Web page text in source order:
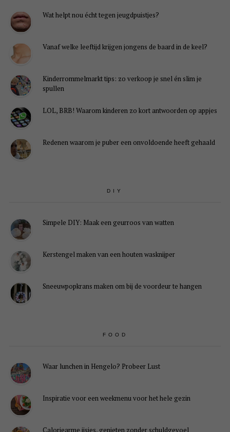
Wat helpt nou écht tegen jeugdpuistjes?
Vanaf welke leeftijd krijgen jongens de baard in de keel?
Kinderrommelmarkt tips: zo verkoop je snel én slim je
spullen
LOL, BRB! Waarom kinderen zo kort antwoorden op appjes
Redenen waarom je puber een onvoldoende heeft gehaald
DIY
Simpele DIY: Maak een geurroos van watten
Kerstengel maken van een houten wasknijper
Sneeuwpopkrans maken om bij de voordeur te hangen
FOOD
Waar lunchen in Hengelo? Probeer Lust
Inspiratie voor een weekmenu voor het hele gezin
Caloriearme ijsjes, genieten zonder schuldgevoel